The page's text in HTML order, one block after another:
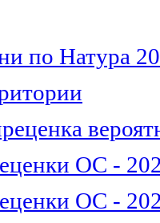
по Натура
ОС -
ОС -